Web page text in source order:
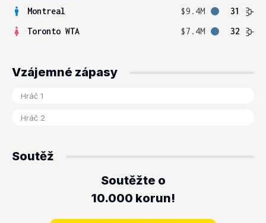
Montreal $9.4M
31
Toronto WTA
$7.4M 32
Vzájemné zápasy
Soutěž
Soutěžte o
10.000 korun!